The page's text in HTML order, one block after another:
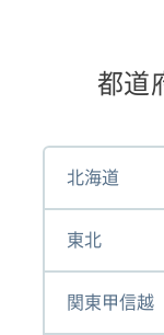
都道
北海道
東北
関東甲信越